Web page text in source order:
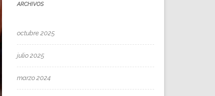
ARCHIVOS
octubre 2025
julio 2025
marzo 2024